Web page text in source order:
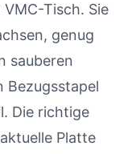
Tisch. Sie
genug
sauberen
Bezugsstapel
Die richtige
Platte